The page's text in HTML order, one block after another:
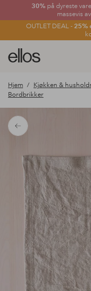
30% på dyreste
massevis
OUTLET DEAL - 25%
Ellos
logo
gå
forsiden
Hjem Kjøkken &
Bordbrikker
Tilbake